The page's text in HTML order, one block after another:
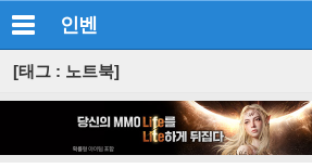
인벤
[태그 : 노트북]